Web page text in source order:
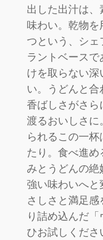
出した出汁は
味わい。乾物を
つという、シ
ラントベース
けを取らない深
い。うどんと合
香ばしさがさら
渡るおいしさに
られるこの一
たり。食べ進め
みとうどんの絶
強い味わいへと
さしさと満足
り詰め込んだ
ひお試しくださ